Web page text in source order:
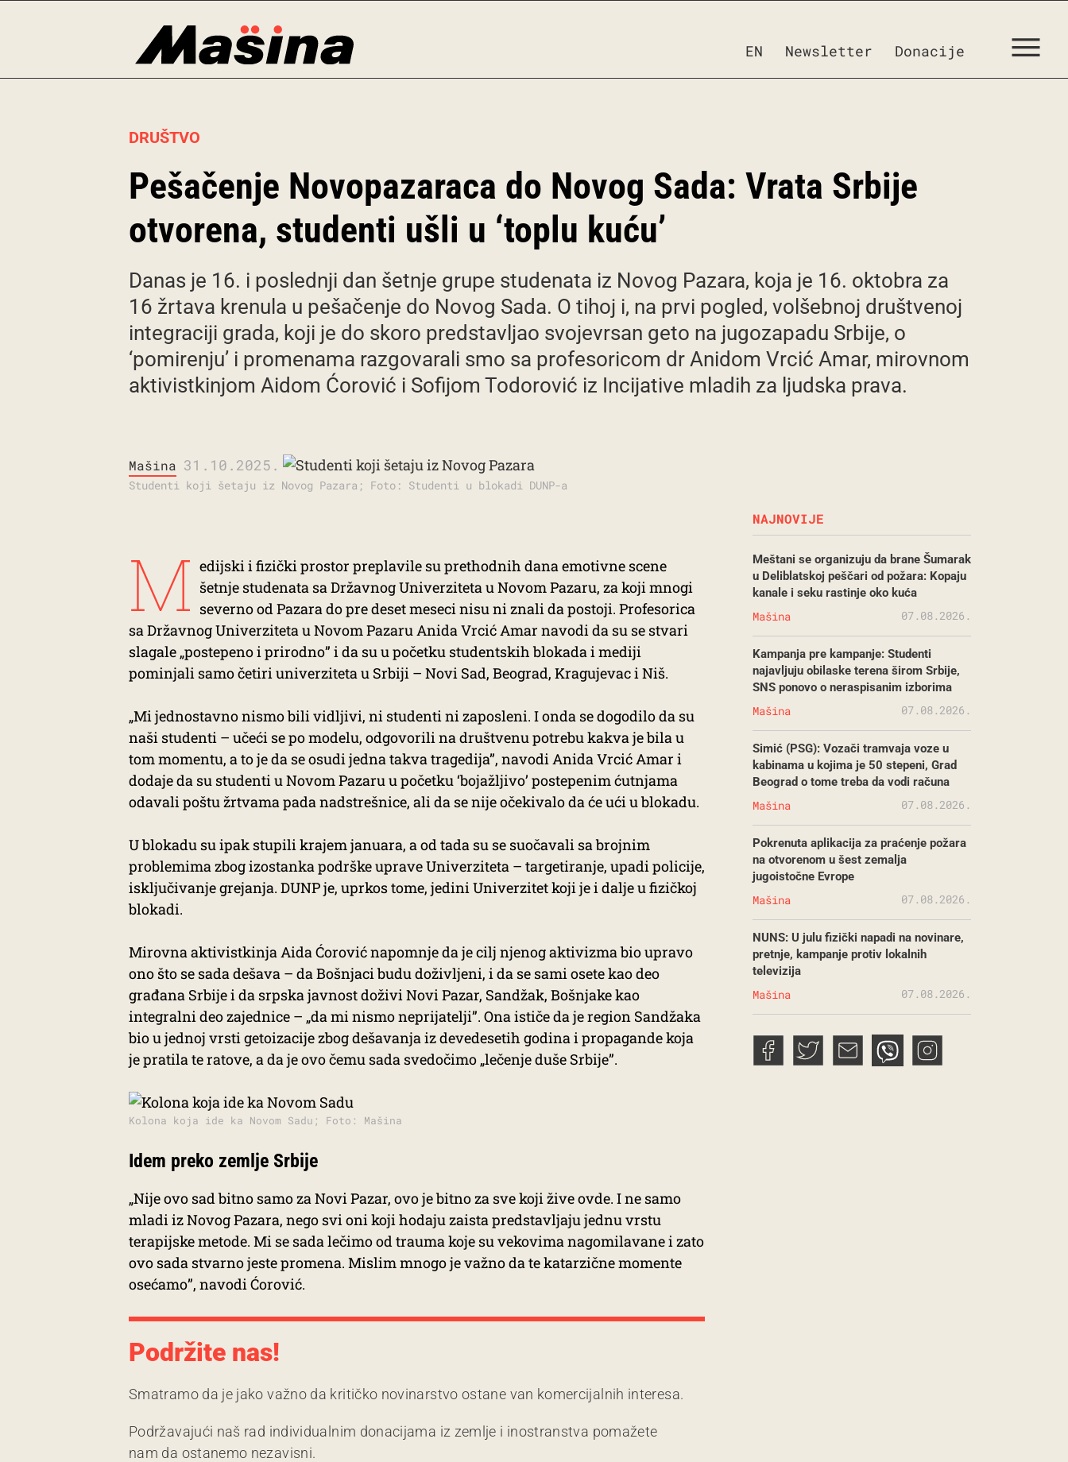
EN Newsletter Donacije
DRUŠTVO
Pešačenje Novopazaraca do Novog Sada: Vrata Srbije
otvorena, studenti ušli u ‘toplu kuću’
Danas je 16. i poslednji dan šetnje grupe studenata iz Novog Pazara, koja je 16. oktobra za
16 žrtava krenula u pešačenje do Novog Sada. O tihoj i, na prvi pogled, volšebnoj društvenoj
integraciji grada, koji je do skoro predstavljao svojevrsan geto na jugozapadu Srbije, o
‘pomirenju’ i promenama razgovarali smo sa profesoricom dr Anidom Vrcić Amar, mirovnom
aktivistkinjom Aidom Ćorović i Sofijom Todorović iz Incijative mladih za ljudska prava.
Mašina 31.10.2025.
Studenti koji šetaju iz Novog Pazara; Foto: Studenti u blokadi DUNP-a
M edijski i fizički prostor preplavile su prethodnih dana emotivne scene
šetnje studenata sa Državnog Univerziteta u Novom Pazaru, za koji mnogi
severno od Pazara do pre deset meseci nisu ni znali da postoji. Profesorica
sa Državnog Univerziteta u Novom Pazaru Anida Vrcić Amar navodi da su se stvari
slagale „postepeno i prirodno” i da su u početku studentskih blokada i mediji
pominjali samo četiri univerziteta u Srbiji – Novi Sad, Beograd, Kragujevac i Niš.
„Mi jednostavno nismo bili vidljivi, ni studenti ni zaposleni. I onda se dogodilo da su
naši studenti – učeći se po modelu, odgovorili na društvenu potrebu kakva je bila u
tom momentu, a to je da se osudi jedna takva tragedija”, navodi Anida Vrcić Amar i
dodaje da su studenti u Novom Pazaru u početku ‘bojažljivo’ postepenim ćutnjama
odavali poštu žrtvama pada nadstrešnice, ali da se nije očekivalo da će ući u blokadu.
U blokadu su ipak stupili krajem januara, a od tada su se suočavali sa brojnim
problemima zbog izostanka podrške uprave Univerziteta – targetiranje, upadi policije,
isključivanje grejanja. DUNP je, uprkos tome, jedini Univerzitet koji je i dalje u fizičkoj
blokadi.
Mirovna aktivistkinja Aida Ćorović napomnje da je cilj njenog aktivizma bio upravo
ono što se sada dešava – da Bošnjaci budu doživljeni, i da se sami osete kao deo
građana Srbije i da srpska javnost doživi Novi Pazar, Sandžak, Bošnjake kao
integralni deo zajednice – „da mi nismo neprijatelji”. Ona ističe da je region Sandžaka
bio u jednoj vrsti getoizacije zbog dešavanja iz devedesetih godina i propagande koja
je pratila te ratove, a da je ovo čemu sada svedočimo „lečenje duše Srbije”.
Kolona koja ide ka Novom Sadu; Foto: Mašina
Idem preko zemlje Srbije
„Nije ovo sad bitno samo za Novi Pazar, ovo je bitno za sve koji žive ovde. I ne samo
mladi iz Novog Pazara, nego svi oni koji hodaju zaista predstavljaju jednu vrstu
terapijske metode. Mi se sada lečimo od trauma koje su vekovima nagomilavane i zato
ovo sada stvarno jeste promena. Mislim mnogo je važno da te katarzične momente
osećamo”, navodi Ćorović.
Podržite nas!
Smatramo da je jako važno da kritičko novinarstvo ostane van komercijalnih interesa.
Podržavajući naš rad individualnim donacijama iz zemlje i inostranstva pomažete
nam da ostanemo nezavisni.
NAJNOVIJE
Meštani se organizuju da brane Šumarak
u Deliblatskoj peščari od požara: Kopaju
kanale i seku rastinje oko kuća
Mašina 07.08.2026.
Kampanja pre kampanje: Studenti
najavljuju obilaske terena širom Srbije,
SNS ponovo o neraspisanim izborima
Mašina 07.08.2026.
Simić (PSG): Vozači tramvaja voze u
kabinama u kojima je 50 stepeni, Grad
Beograd o tome treba da vodi računa
Mašina 07.08.2026.
Pokrenuta aplikacija za praćenje požara
na otvorenom u šest zemalja
jugoistočne Evrope
Mašina 07.08.2026.
NUNS: U julu fizički napadi na novinare,
pretnje, kampanje protiv lokalnih
televizija
Mašina 07.08.2026.